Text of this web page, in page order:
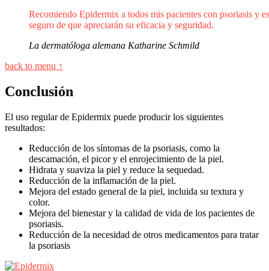
Recomiendo Epidermix a todos mis pacientes con psoriasis y
seguro de que apreciarán su eficacia y seguridad.
La dermatóloga alemana Katharine Schmild
back to menu ↑
Conclusión
El uso regular de Epidermix puede producir los siguientes
resultados:
Reducción de los síntomas de la psoriasis, como la
descamación, el picor y el enrojecimiento de la piel.
Hidrata y suaviza la piel y reduce la sequedad.
Reducción de la inflamación de la piel.
Mejora del estado general de la piel, incluida su textura y
color.
Mejora del bienestar y la calidad de vida de los pacientes de
psoriasis.
Reducción de la necesidad de otros medicamentos para tratar
la psoriasis